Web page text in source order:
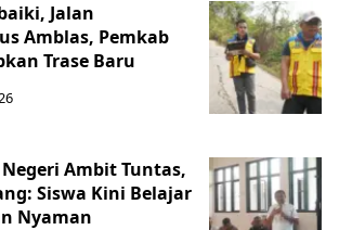
Jalan
Amblas, Pemkab
Trase Baru
Ambit Tuntas,
Siswa Kini Belajar
Nyaman